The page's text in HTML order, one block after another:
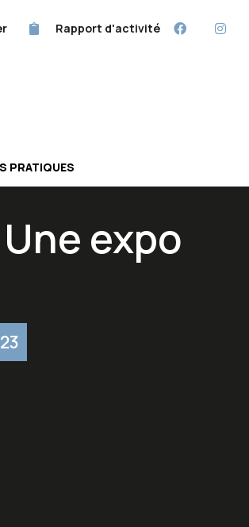
Rapport d'activité
PRATIQUES
expo